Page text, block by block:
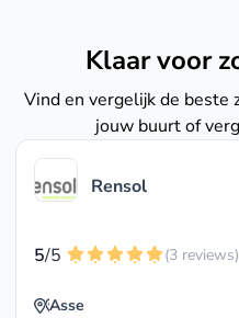
Klaar voor
Vind en vergelijk de beste
jouw buurt of
Rensol
5/5 (3 reviews)
Asse